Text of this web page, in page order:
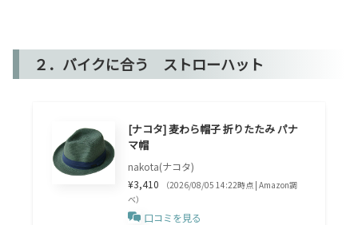
２．バイクに合う ストローハット
[ナコタ] 麦わら帽子 折りたたみ パナ
マ帽
nakota(ナコタ)
¥3,410
（2026/08/05 14:22時点 | Amazon調
べ）
口コミを見る